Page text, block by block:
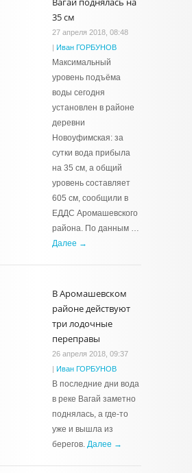
35 см
27 апреля 2018, 08:48
| Иван ГОРБУНОВ
Максимальный
уровень подъёма
воды сегодня
установлен в районе
деревни
Новоуфимская: за
сутки вода прибыла
на 35 см, а общий
уровень составляет
605 см, сообщили в
ЕДДС Аромашевского
района. По данным …
Далее →
В Аромашевском
районе действуют
три лодочные
переправы
26 апреля 2018, 09:37
| Иван ГОРБУНОВ
В последние дни вода
в реке Вагай заметно
поднялась, а где-то
уже и вышла из
берегов. Далее →